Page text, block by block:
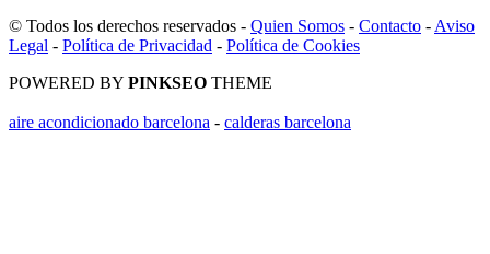
© Todos los derechos reservados - Quien Somos - Contacto - Aviso
Legal - Política de Privacidad - Política de Cookies
POWERED BY PINKSEO THEME
aire acondicionado barcelona - calderas barcelona